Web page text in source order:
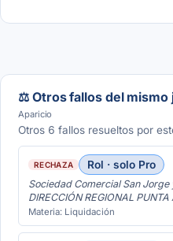
⚖️ Otros fallos del mismo
Aparicio
Otros 6 fallos resueltos por
RECHAZA Rol · solo Pro
Sociedad Comercial San
DIRECCIÓN REGIONAL PUNTA
Materia: Liquidación